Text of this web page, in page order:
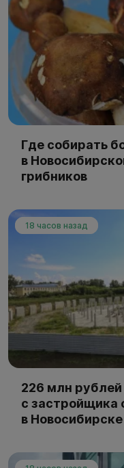
Где собирать
в
грибников
18 часов назад
226 млн
с застройщика
в Новосибирске